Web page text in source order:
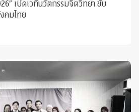
เปิดเวทีนวัตกรรมจิตวิทยา ขับ
คมไทย